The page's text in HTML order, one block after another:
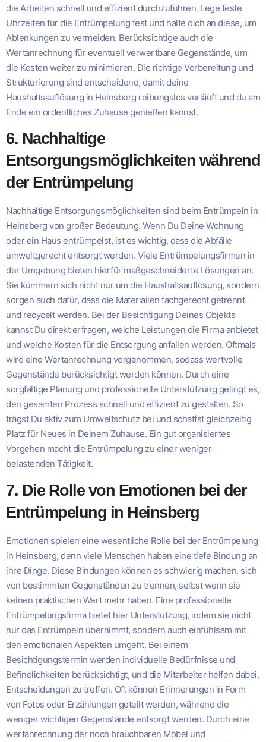
die Arbeiten schnell und effizient durchzuführen. Lege feste
Uhrzeiten für die Entrümpelung fest und halte dich an diese, um
Ablenkungen zu vermeiden. Berücksichtige auch die
Wertanrechnung für eventuell verwertbare Gegenstände, um
die Kosten weiter zu minimieren. Die richtige Vorbereitung und
Strukturierung sind entscheidend, damit deine
Haushaltsauflösung in Heinsberg reibungslos verläuft und du am
Ende ein ordentliches Zuhause genießen kannst.
6. Nachhaltige
Entsorgungsmöglichkeiten während
der Entrümpelung
Nachhaltige Entsorgungsmöglichkeiten sind beim Entrümpeln in
Heinsberg von großer Bedeutung. Wenn Du Deine Wohnung
oder ein Haus entrümpelst, ist es wichtig, dass die Abfälle
umweltgerecht entsorgt werden. Viele Entrümpelungsfirmen in
der Umgebung bieten hierfür maßgeschneiderte Lösungen an.
Sie kümmern sich nicht nur um die Haushaltsauflösung, sondern
sorgen auch dafür, dass die Materialien fachgerecht getrennt
und recycelt werden. Bei der Besichtigung Deines Objekts
kannst Du direkt erfragen, welche Leistungen die Firma anbietet
und welche Kosten für die Entsorgung anfallen werden. Oftmals
wird eine Wertanrechnung vorgenommen, sodass wertvolle
Gegenstände berücksichtigt werden können. Durch eine
sorgfältige Planung und professionelle Unterstützung gelingt es,
den gesamten Prozess schnell und effizient zu gestalten. So
trägst Du aktiv zum Umweltschutz bei und schaffst gleichzeitig
Platz für Neues in Deinem Zuhause. Ein gut organisiertes
Vorgehen macht die Entrümpelung zu einer weniger
belastenden Tätigkeit.
7. Die Rolle von Emotionen bei der
Entrümpelung in Heinsberg
Emotionen spielen eine wesentliche Rolle bei der Entrümpelung
in Heinsberg, denn viele Menschen haben eine tiefe Bindung an
ihre Dinge. Diese Bindungen können es schwierig machen, sich
von bestimmten Gegenständen zu trennen, selbst wenn sie
keinen praktischen Wert mehr haben. Eine professionelle
Entrümpelungsfirma bietet hier Unterstützung, indem sie nicht
nur das Entrümpeln übernimmt, sondern auch einfühlsam mit
den emotionalen Aspekten umgeht. Bei einem
Besichtigungstermin werden individuelle Bedürfnisse und
Befindlichkeiten berücksichtigt, und die Mitarbeiter helfen dabei,
Entscheidungen zu treffen. Oft können Erinnerungen in Form
von Fotos oder Erzählungen geteilt werden, während die
weniger wichtigen Gegenstände entsorgt werden. Durch eine
wertanrechnung der noch brauchbaren Möbel und